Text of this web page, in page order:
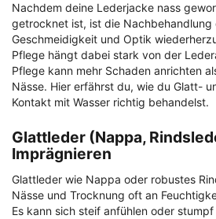
Nachdem deine Lederjacke nass
getrocknet ist, ist die Nachbehandlung
Geschmeidigkeit und Optik
Pflege hängt dabei stark von der
Pflege kann mehr Schaden anrichten
Nässe. Hier erfährst du, wie du Glatt-
Kontakt mit Wasser richtig behandelst.
Glattleder (Nappa,
Imprägnieren
Glattleder wie Nappa oder robustes
Nässe und Trocknung oft an
Es kann sich steif anfühlen oder